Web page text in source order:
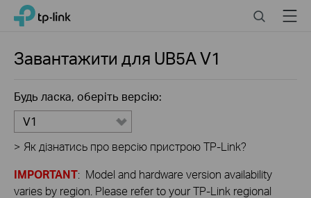
Click
navigation
TP-Link, Reliably Smart SearchMenu
Завантажити для UB5AV1
Будь ласка, оберіть версію:
V1
> Як дізнатись про версію пристрою TP-Link?
IMPORTANT: Model and hardware version availability
varies by region. Please refer to your TP-Link regional